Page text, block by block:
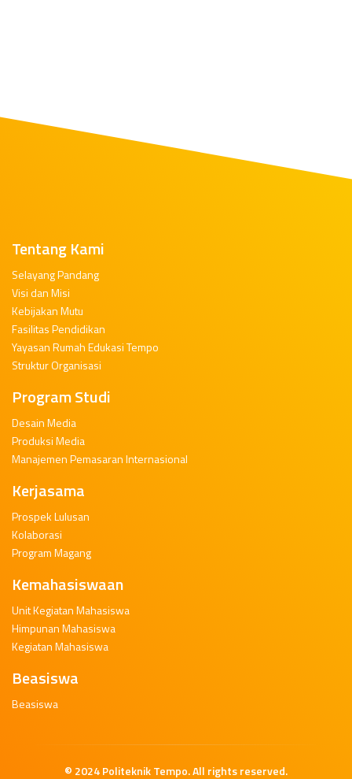
Tentang Kami
Selayang Pandang
Visi dan Misi
Kebijakan Mutu
Fasilitas Pendidikan
Yayasan Rumah Edukasi Tempo
Struktur Organisasi
Program Studi
Desain Media
Produksi Media
Manajemen Pemasaran Internasional
Kerjasama
Prospek Lulusan
Kolaborasi
Program Magang
Kemahasiswaan
Unit Kegiatan Mahasiswa
Himpunan Mahasiswa
Kegiatan Mahasiswa
Beasiswa
Beasiswa
© 2024Politeknik Tempo. All rights reserved.